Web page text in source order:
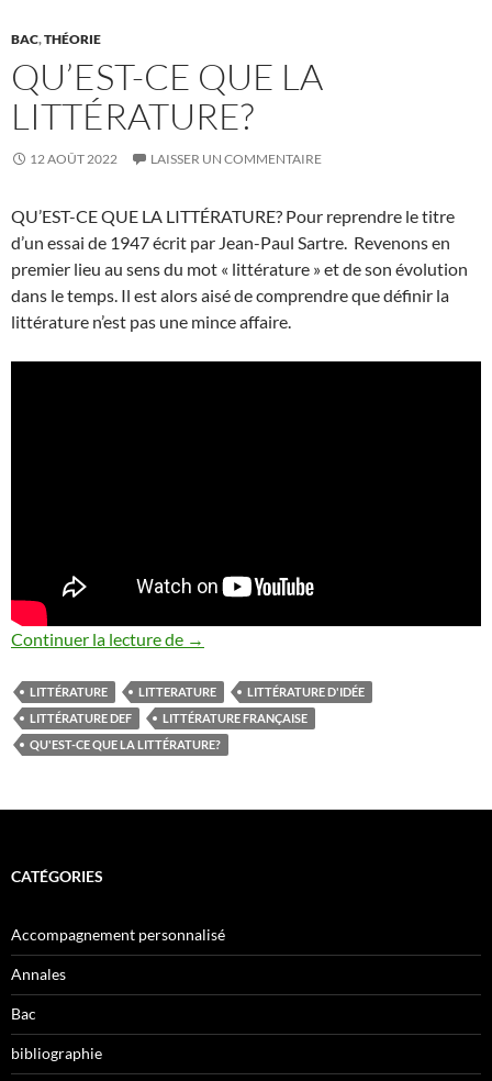
BAC,THÉORIE
QU’EST-CE QUE LA
LITTÉRATURE?
12 AOÛT 2022 LAISSER UN COMMENTAIRE
QU’EST-CE QUE LA LITTÉRATURE? Pour reprendre le titre
d’un essai de 1947 écrit par Jean-Paul Sartre. Revenons en
premier lieu au sens du mot « littérature » et de son évolution
dans le temps. Il est alors aisé de comprendre que définir la
littérature n’est pas une mince affaire.
Continuer la lecture de Qu’est-ce que la littérature?
→
LITTÉRATURE LITTERATURE
LITTÉRATURE D'IDÉE
LITTÉRATURE DEF
LITTÉRATURE FRANÇAISE
QU'EST-CE QUE LA LITTÉRATURE?
CATÉGORIES
Accompagnement personnalisé
Annales
Bac
bibliographie